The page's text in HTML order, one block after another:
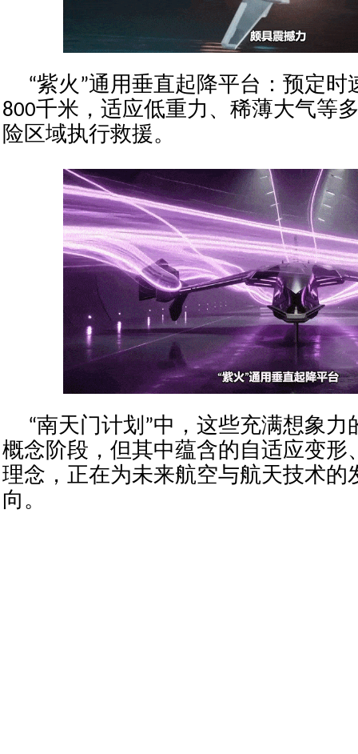
“紫火”通用垂直起降平台：预定时
800千米，适应低重力、稀薄大气等
险区域执行救援。
“南天门计划”中，这些充满想象
概念阶段，但其中蕴含的自适应变形
理念，正在为未来航空与航天技术的
向。